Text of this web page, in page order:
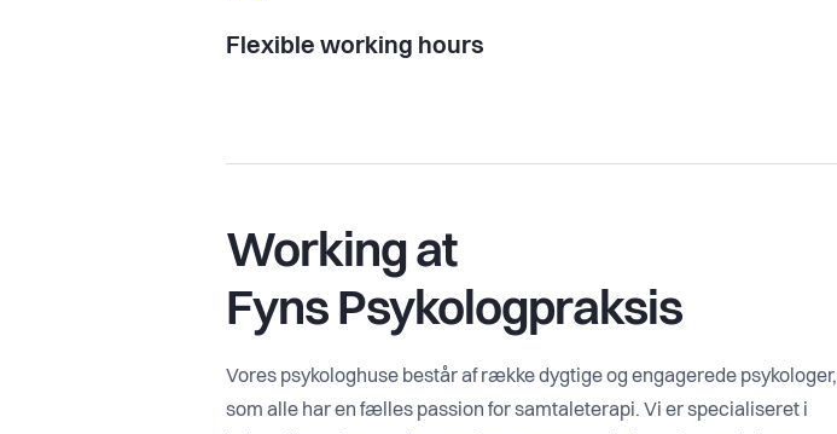
Flexible working hours
Working at
Fyns Psykologpraksis
Vores psykologhuse består af række dygtige og engagerede psykologer,
som alle har en fælles passion for samtaleterapi. Vi er specialiseret i